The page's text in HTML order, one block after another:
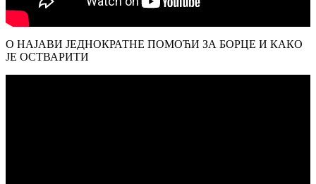
О НАЈАВИ ЈЕДНОКРАТНЕ ПОМОЋИ ЗА БОРЦЕ И КАКО
ЈЕ ОСТВАРИТИ